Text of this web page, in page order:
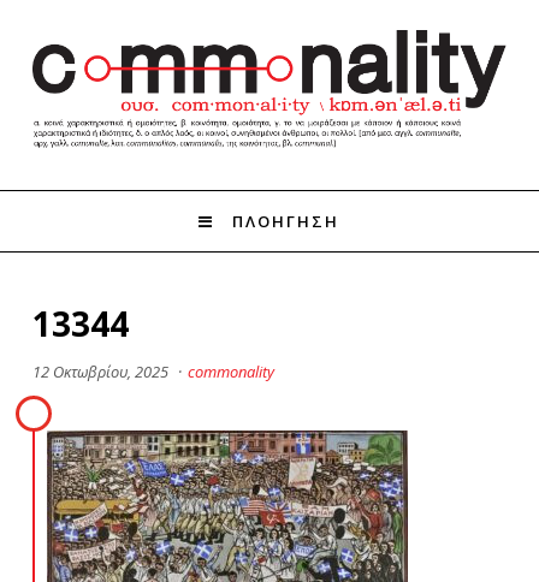
ΠΛΟΗΓΗΣΗ
13344
12 Οκτωβρίου, 2025 · commonality